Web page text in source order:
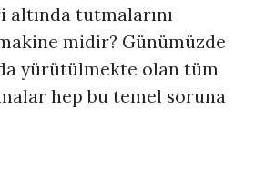
tutmalarını
midir? Günümüzde
yürütülmekte olan tüm
hep bu temel soruna